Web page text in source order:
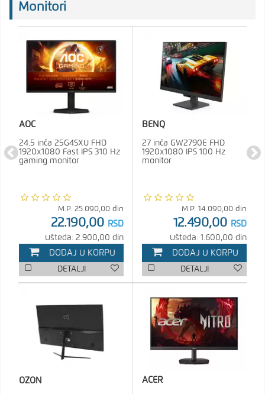
Monitori
AOC
24.5 inča 25G4SXU FHD
1920x1080 Fast IPS 310 Hz
gaming monitor
M.P. 25.090,00 din
22.190,00 RSD
Ušteda: 2.900,00 din
DODAJ U KORPU
DETALJI
BENQ
27 inča GW2790E FHD
1920x1080 IPS 100 Hz
monitor
M.P. 14.090,00 din
12.490,00 RSD
Ušteda: 1.600,00 din
DODAJ U KORPU
DETALJI
OZON ACER